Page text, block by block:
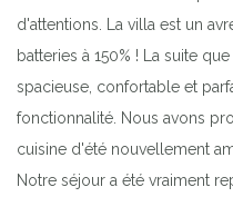
d'attentions. La villa est un
batteries à 150% ! La suite
spacieuse, confortable et
fonctionnalité. Nous avons
cuisine d'été nouvellement
Notre séjour a été vraiment